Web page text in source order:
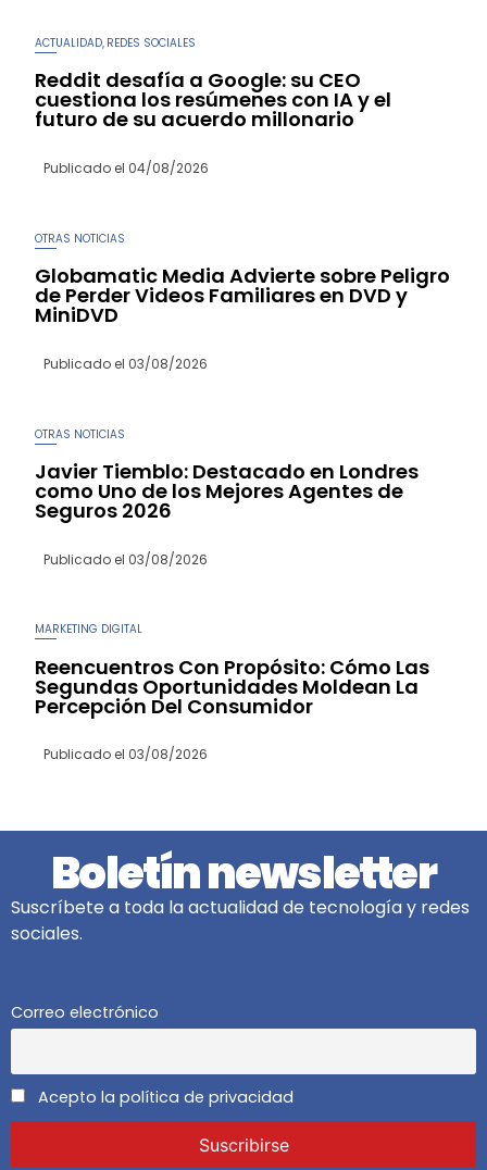
ACTUALIDAD REDES SOCIALES
Reddit desafía a Google: su CEO
cuestiona los resúmenes con IA y el
futuro de su acuerdo millonario
Publicado el 04/08/2026
OTRAS NOTICIAS
Globamatic Media Advierte sobre Peligro
de Perder Videos Familiares en DVD y
MiniDVD
Publicado el 03/08/2026
OTRAS NOTICIAS
Javier Tiemblo: Destacado en Londres
como Uno de los Mejores Agentes de
Seguros 2026
Publicado el 03/08/2026
MARKETING DIGITAL
Reencuentros Con Propósito: Cómo Las
Segundas Oportunidades Moldean La
Percepción Del Consumidor
Publicado el 03/08/2026
Boletín newsletter
Suscríbete a toda la actualidad de tecnología y redes
sociales.
Correo electrónico
Acepto la política de privacidad